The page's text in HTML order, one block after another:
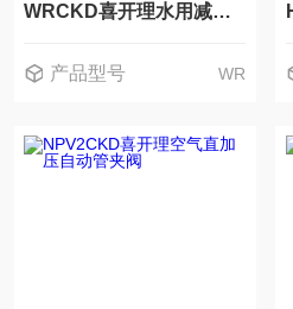
WRCKD喜开理水用减压阀
产品型号 WR